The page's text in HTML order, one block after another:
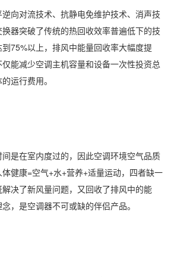
向对流技术、抗静电免维护技术、消声技
器突破了传统的热回收效率普遍低下的技
75%以上，排风中能量回收率大幅度提
能减少空调主机容量和设备一次性投资总
运行费用。
是在室内度过的，因此空调环境空气品质
健康=空气+水+营养+适量运动，四者缺一
决了新风量问题，又回收了排风中的能
，是空调器不可或缺的伴侣产品。